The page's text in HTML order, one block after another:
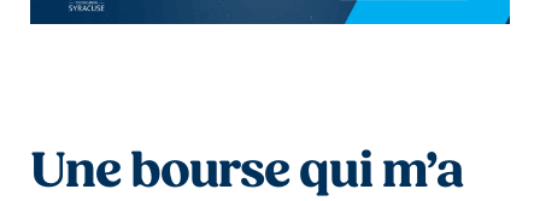
Une bourse qui m’a